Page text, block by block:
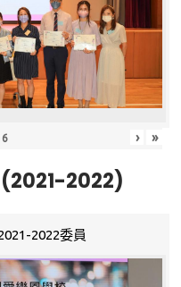
6 › »
(2021-2022)
2022委員